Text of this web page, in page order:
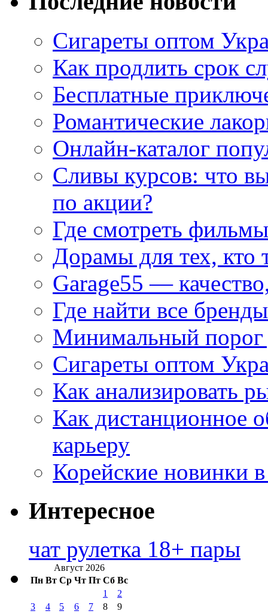
Сигареты оптом
Как продлить срок
Бесплатные
Романтические
Онлайн-каталог
Сливы курсов: что
по акции?
Где смотреть
Дорамы для тех, кто
Garage55 —
Где найти все
Минимальный порог
Сигареты оптом
Как анализировать
Как дистанционное
карьеру
Корейские новинки
Интересное
чат рулетка 18+ пары
Август 2026
Пн Вт Ср Чт Пт Сб Вс
1
2
3
4 5 6 7 8
9